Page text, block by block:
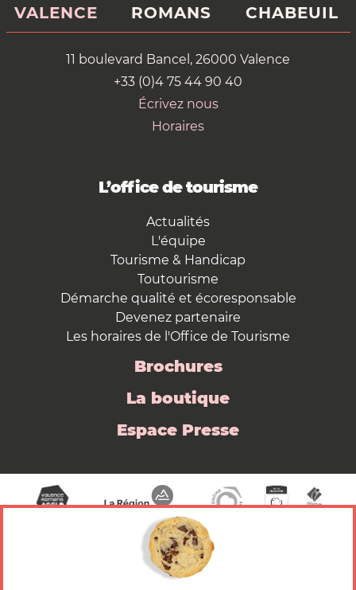
VALENCE ROMANS CHABEUIL
11 boulevard Bancel, 26000 Valence
+33 (0)4 75 44 90 40
Écrivez nous
Horaires
L’office de tourisme
Actualités
L'équipe
Tourisme & Handicap
Toutourisme
Démarche qualité et écoresponsable
Devenez partenaire
Les horaires de l'Office de Tourisme
Brochures
La boutique
Espace Presse